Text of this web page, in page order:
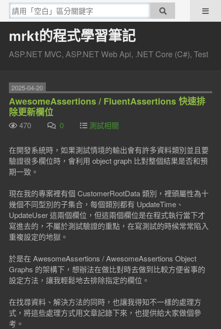
mrkt的程式學習筆記
ASP.NET MVC, ASP.NET Web Api, .NET Core (C#), Test
2025-04-20
AwesomeAssertions / FluentAssertions 快速排
除更新欄位
470 0 測試相關
在開發系統時，如果測試情境的輸出會有許多資料類別並且要
驗證很多欄位時，會利用 object graph 比對整個結果是否和預
期一致。
現在我的專案裡有個 CustomerRootData 類別，裡頭屬性為十
幾個不同型別的子集合，每個類別都有 UpdateTime、
UpdateUser 這兩個欄位，但這兩個欄位是在程式執行當下才
寫進去的，不屬於測試驗證的重點，在寫測試的時候常常陷入
重複設定的地獄。
於是在 AwesomeAssertions / AwesomeAssertions Object
Graphs 的架構下，想辦法在做比對時去做到比較方便省事的
設定方法，讓我輕鬆地去排除指定的欄位。
在找尋資料、解決方法的同時，也讓我得知不一樣的處理方
式，將這些處理方式用文章記錄下來，也提供給大家做個參
考。